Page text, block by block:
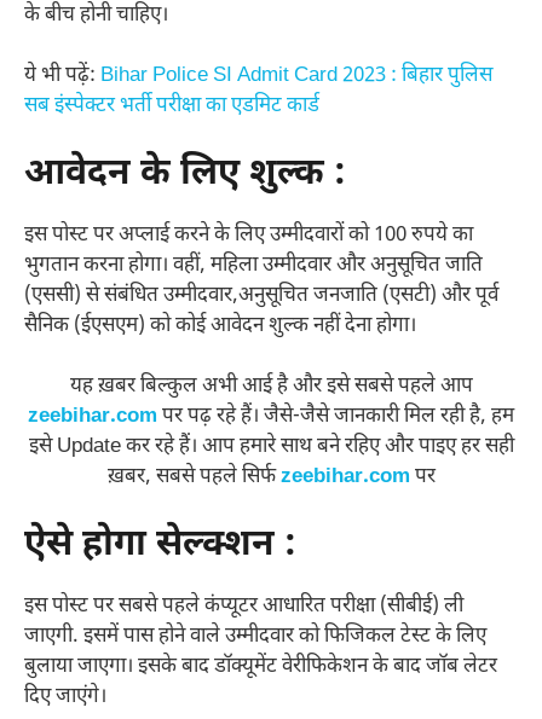
के बीच होनी चाहिए।
ये भी पढ़ें: Bihar Police SI Admit Card 2023 : बिहार पुलिस
सब इंस्पेक्टर भर्ती परीक्षा का एडमिट कार्ड
आवेदन के लिए शुल्क :
इस पोस्ट पर अप्लाई करने के लिए उम्मीदवारों को 100 रुपये का
भुगतान करना होगा। वहीं, महिला उम्मीदवार और अनुसूचित जाति
(एससी) से संबंधित उम्मीदवार,अनुसूचित जनजाति (एसटी) और पूर्व
सैनिक (ईएसएम) को कोई आवेदन शुल्क नहीं देना होगा।
यह ख़बर बिल्कुल अभी आई है और इसे सबसे पहले आप
zeebihar.com पर पढ़ रहे हैं। जैसे-जैसे जानकारी मिल रही है, हम
इसे Update कर रहे हैं। आप हमारे साथ बने रहिए और पाइए हर सही
ख़बर, सबसे पहले सिर्फzeebihar.com पर
ऐसे होगा सेल्क्शन :
इस पोस्ट पर सबसे पहले कंप्यूटर आधारित परीक्षा (सीबीई) ली
जाएगी. इसमें पास होने वाले उम्मीदवार को फिजिकल टेस्ट के लिए
बुलाया जाएगा। इसके बाद डॉक्यूमेंट वेरीफिकेशन के बाद जॉब लेटर
दिए जाएंगे।